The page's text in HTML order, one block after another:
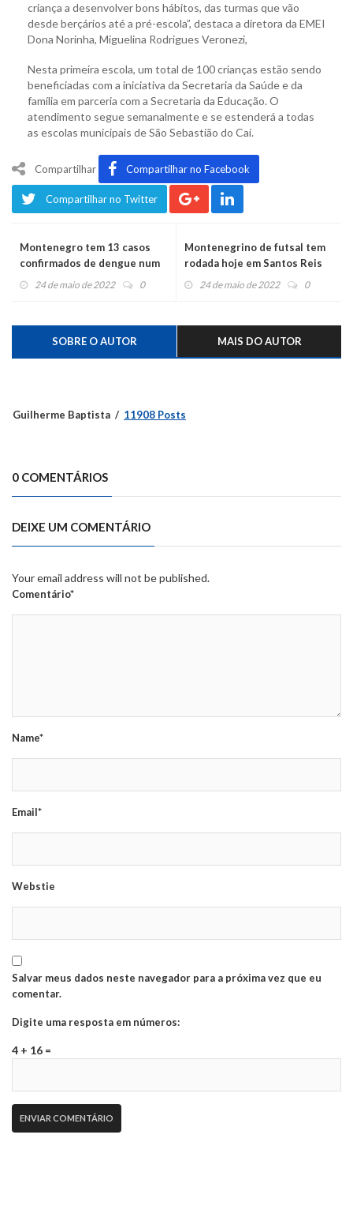
criança a desenvolver bons hábitos, das turmas que vão
desde berçários até a pré-escola”, destaca a diretora da EMEI
Dona Norinha, Miguelina Rodrigues Veronezi,
Nesta primeira escola, um total de 100 crianças estão sendo
beneficiadas com a iniciativa da Secretaria da Saúde e da
família em parceria com a Secretaria da Educação. O
atendimento segue semanalmente e se estenderá a todas
as escolas municipais de São Sebastião do Caí.
Compartilhar Compartilhar no Facebook
Compartilhar no Twitter
Montenegro tem 13 casos
confirmados de dengue num
dia 24 de maio de 2022 0
Montenegrino de futsal tem
rodada hoje em Santos Reis
24 de maio de 2022 0
SOBRE O AUTOR MAIS DO AUTOR
Guilherme Baptista 11908 Posts
0 COMENTÁRIOS
DEIXE UM COMENTÁRIO
Your email address will not be published.
Comentário*
Name*
Email*
Webstie
Salvar meus dados neste navegador para a próxima vez que eu
comentar.
Digite uma resposta em números:
4 + 16 =